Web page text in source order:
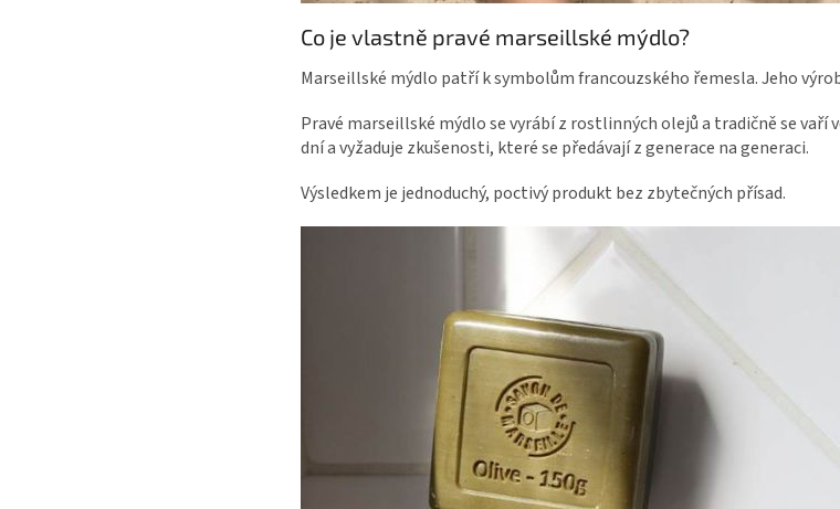
Co je vlastně pravé marseillské mýdlo?
Marseillské mýdlo patří k symbolům francouzského řemesla. Jeho
Pravé marseillské mýdlo se vyrábí z rostlinných olejů a tradičně se
dní a vyžaduje zkušenosti, které se předávají z generace na generaci.
Výsledkem je jednoduchý, poctivý produkt bez zbytečných přísad.